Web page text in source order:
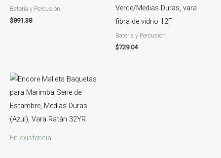
Batería y Percusión
$891.38
Verde/Medias Duras, vara
fibra de vidrio 12F
Batería y Percusión
$729.04
En existencia